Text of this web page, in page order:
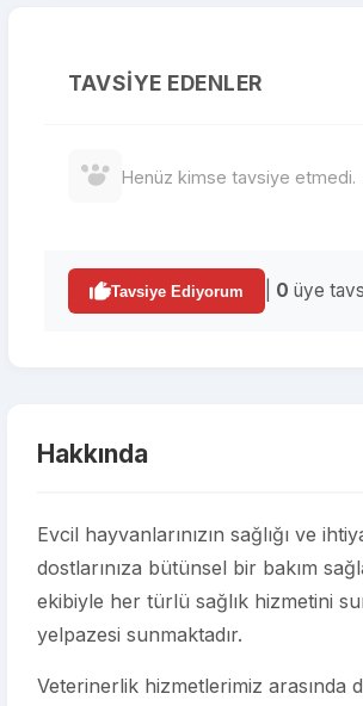
TAVSIYE EDENLER
Henüz kimse tavsiye etmedi.
Tavsiye Ediyorum 0 üye
Hakkında
Evcil hayvanlarınızın sağlığı ve
dostlarınıza bütünsel bir bakım
ekibiyle her türlü sağlık hizmetini
yelpazesi sunmaktadır.
Veterinerlik hizmetlerimiz arasında